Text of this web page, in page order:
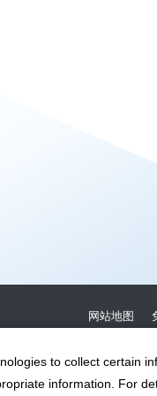
网站地图
to collect certain
information. For